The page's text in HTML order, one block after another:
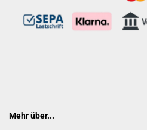
Mehr über...